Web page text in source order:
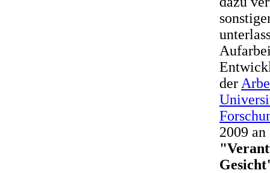
der
2009